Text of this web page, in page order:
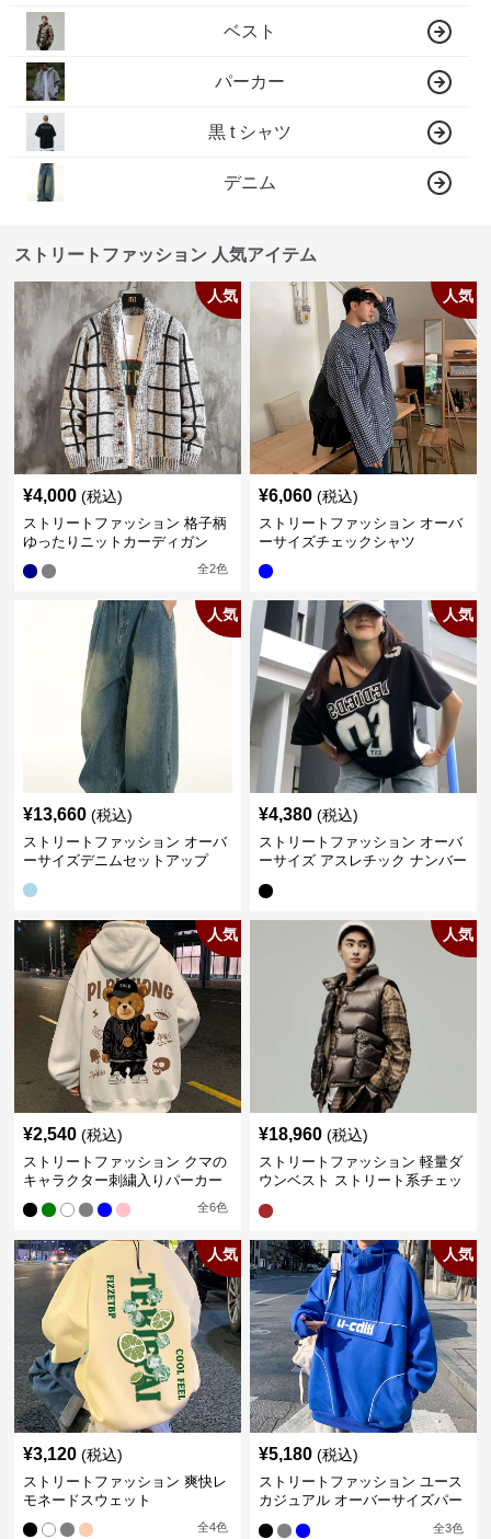
ベスト
パーカー
黒 t シャツ
デニム
ストリートファッション 人気アイテム
人気
¥4,000 (税込)
ストリートファッション 格子柄
ゆったりニットカーディガン
全2色
人気
¥6,060 (税込)
ストリートファッション オーバ
ーサイズチェックシャツ
人気
¥13,660 (税込)
ストリートファッション オーバ
ーサイズデニムセットアップ
人気
¥4,380 (税込)
ストリートファッション オーバ
ーサイズ アスレチック ナンバー
人気
¥2,540 (税込)
ストリートファッション クマの
キャラクター刺繍入りパーカー
全6色
人気
¥18,960 (税込)
ストリートファッション 軽量ダ
ウンベスト ストリート系チェッ
人気
¥3,120 (税込)
ストリートファッション 爽快レ
モネードスウェット
全4色
人気
¥5,180 (税込)
ストリートファッション ユース
カジュアル オーバーサイズパー
全3色